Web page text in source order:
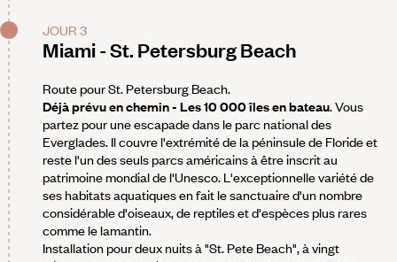
JOUR 3
Miami - St. Petersburg Beach
Route pour St. Petersburg Beach.
Déjà prévu en chemin - Les 10 000 îles en bateau. Vous
partez pour une escapade dans le parc national des
Everglades. Il couvre l'extrémité de la péninsule de Floride et
reste l'un des seuls parcs américains à être inscrit au
patrimoine mondial de l'Unesco. L'exceptionnelle variété de
ses habitats aquatiques en fait le sanctuaire d'un nombre
considérable d'oiseaux, de reptiles et d'espèces plus rares
comme le lamantin.
Installation pour deux nuits à "St. Pete Beach", à vingt